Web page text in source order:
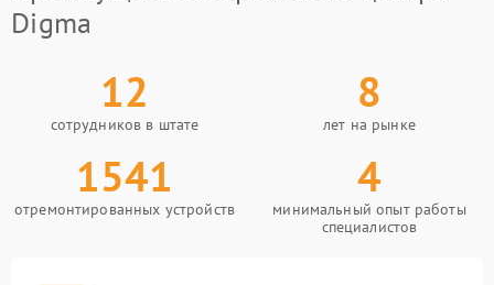
Digma
12
сотрудников в штате
8
лет на рынке
1541
отремонтированных устройств
4
минимальный опыт работы
специалистов